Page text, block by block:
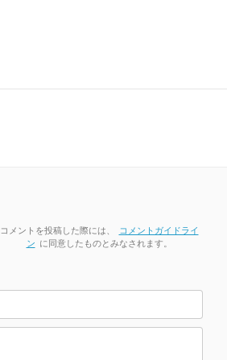
コメントを投稿した際には、
コメントガイドライ
ン に同意したものとみなされます。